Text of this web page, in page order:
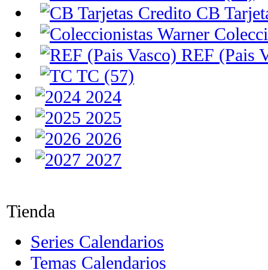
CB
REF (Pais
TC (57)
2024
2025
2026
2027
Tienda
Series Calendarios
Temas Calendarios